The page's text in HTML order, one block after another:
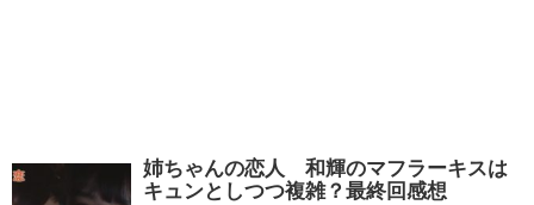
姉ちゃんの恋人 和輝のマフラーキスは
キュンとしつつ複雑？最終回感想